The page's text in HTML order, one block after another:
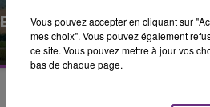
DE CHOOZ
la centrale
Vous pouvez accepter en cliquant sur
mes choix". Vous pouvez également
ce site. Vous pouvez mettre à jour vos
bas de chaque page.